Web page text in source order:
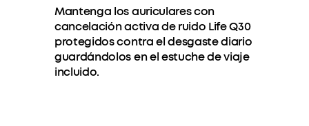
Mantenga los auriculares con
cancelación activa de ruido Life Q30
protegidos contra el desgaste diario
guardándolos en el estuche de viaje
incluido.